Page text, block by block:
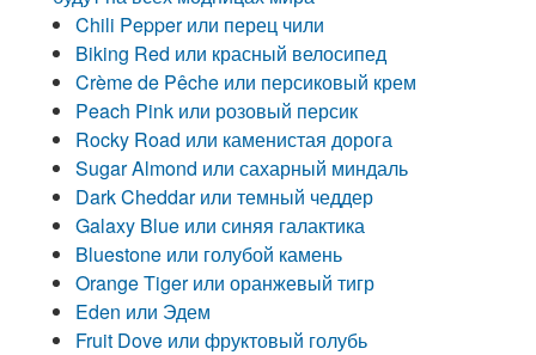
Chili Pepper или перец чили
Biking Red или красный велосипед
Crème de Pêche или персиковый крем
Peach Pink или розовый персик
Rocky Road или каменистая дорога
Sugar Almond или сахарный миндаль
Dark Cheddar или темный чеддер
Galaxy Blue или синяя галактика
Bluestone или голубой камень
Orange Tiger или оранжевый тигр
Eden или Эдем
Fruit Dove или фруктовый голубь